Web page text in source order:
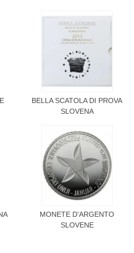
BELLA SCATOLA DI PROVA
SLOVENA
MONETE D'ARGENTO
SLOVENE